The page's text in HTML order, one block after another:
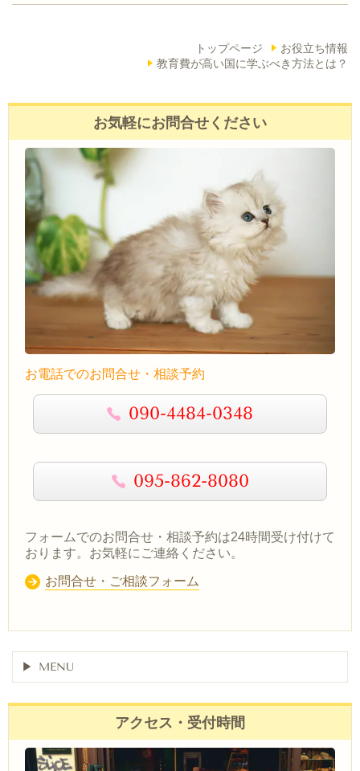
トップページ
お役立ち情報
教育費が高い国に学ぶべき方法とは？
お気軽にお問合せください
お電話でのお問合せ・相談予約
090-4484-0348
095-862-8080
フォームでのお問合せ・相談予約は24時間受け付けて
おります。お気軽にご連絡ください。
お問合せ・ご相談フォーム
MENU
アクセス・受付時間